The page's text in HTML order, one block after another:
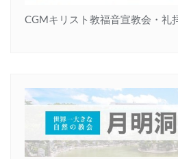
CGMキリスト教福音宣教会・礼